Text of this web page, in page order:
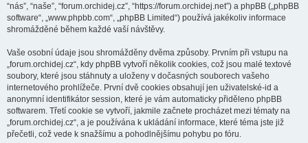
“nás”, “naše”, “forum.orchidej.cz”, “https://forum.orchidej.net”) a phpBB („phpBB
software“, „www.phpbb.com“, „phpBB Limited“) používá jakékoliv informace
shromážděné během každé vaší návštěvy.
Vaše osobní údaje jsou shromážděny dvěma způsoby. Prvním při vstupu na
„forum.orchidej.cz“, kdy phpBB vytvoří několik cookies, což jsou malé textové
soubory, které jsou stáhnuty a uloženy v dočasných souborech vašeho
internetového prohlížeče. První dvě cookies obsahují jen uživatelské-id a
anonymní identifikátor session, které je vám automaticky přiděleno phpBB
softwarem. Třetí cookie se vytvoří, jakmile začnete procházet mezi tématy na
„forum.orchidej.cz“, a je používána k ukládání informace, které téma jste již
přečetli, což vede k snažšímu a pohodlnějšímu pohybu po fóru.